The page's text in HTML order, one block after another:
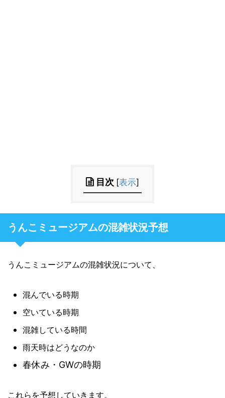
目次 [表示]
うんこミュージアムの混雑状況予想
うんこミュージアムの混雑状況について、
混んでいる時期
空いている時期
混雑している時間
雨天時はどうなのか
春休み・GWの時期
これらを予想していきます。